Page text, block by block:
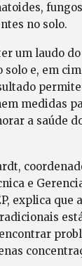
no solo.
um laudo
solo e, em
medidas
a saúde
e
explica que